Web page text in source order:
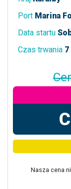
Port Marina
Data startu
Czas trwania
Nasza cena